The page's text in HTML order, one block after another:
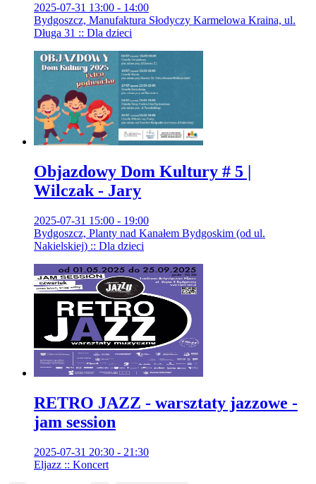
2025-07-31 13:00 - 14:00
Bydgoszcz, Manufaktura Słodyczy Karmelowa Kraina, ul.
Długa 31 :: Dla dzieci
Objazdowy Dom Kultury # 5 |
Wilczak - Jary
2025-07-31 15:00 - 19:00
Bydgoszcz, Planty nad Kanałem Bydgoskim (od ul.
Nakielskiej) :: Dla dzieci
RETRO JAZZ - warsztaty jazzowe -
jam session
2025-07-31 20:30 - 21:30
Eljazz :: Koncert